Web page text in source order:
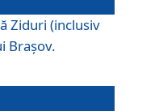
Ziduri (inclusiv
Braşov.